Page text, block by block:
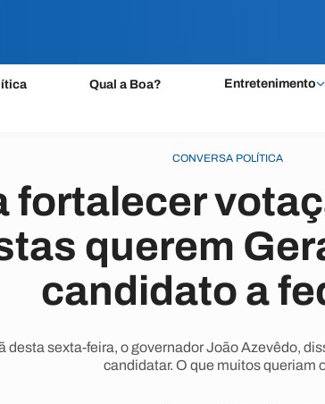
Qual a Boa? Entretenimento
CONVERSA POLÍTICA
fortalecer
querem
candidato a
desta sexta-feira, o governador João Azevêdo,
candidatar. O que muitos queriam